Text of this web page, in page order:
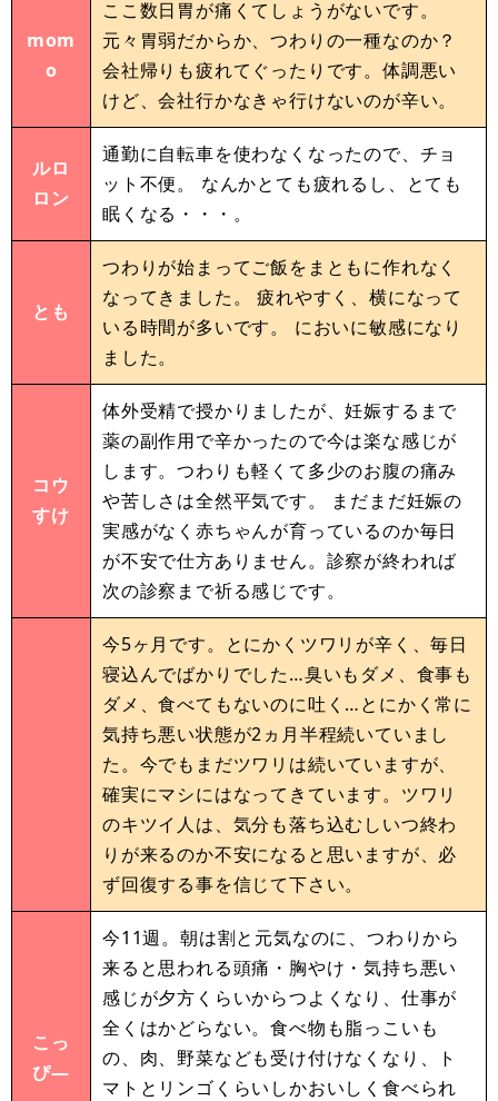
mom
o
ここ数日胃が痛くてしょうがないです。
元々胃弱だからか、つわりの一種なのか？
会社帰りも疲れてぐったりです。体調悪い
けど、会社行かなきゃ行けないのが辛い。
ルロ
ロン
通勤に自転車を使わなくなったので、チョ
ット不便。 なんかとても疲れるし、とても
眠くなる・・・。
とも
つわりが始まってご飯をまともに作れなく
なってきました。 疲れやすく、横になって
いる時間が多いです。 においに敏感になり
ました。
コウ
すけ
体外受精で授かりましたが、妊娠するまで
薬の副作用で辛かったので今は楽な感じが
します。つわりも軽くて多少のお腹の痛み
や苦しさは全然平気です。 まだまだ妊娠の
実感がなく赤ちゃんが育っているのか毎日
が不安で仕方ありません。診察が終われば
次の診察まで祈る感じです。
今5ヶ月です。とにかくツワリが辛く、毎日
寝込んでばかりでした…臭いもダメ、食事も
ダメ、食べてもないのに吐く…とにかく常に
気持ち悪い状態が2ヵ月半程続いていまし
た。今でもまだツワリは続いていますが、
確実にマシにはなってきています。ツワリ
のキツイ人は、気分も落ち込むしいつ終わ
りが来るのか不安になると思いますが、必
ず回復する事を信じて下さい。
こっ
ぴ—
今11週。朝は割と元気なのに、つわりから
来ると思われる頭痛・胸やけ・気持ち悪い
感じが夕方くらいからつよくなり、仕事が
全くはかどらない。食べ物も脂っこいも
の、肉、野菜なども受け付けなくなり、ト
マトとリンゴくらいしかおいしく食べられ